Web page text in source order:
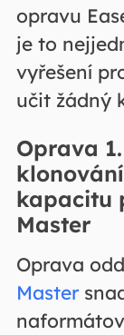
opravu
je to
vyřešení
učit žádný
Oprava
kapacitu
Master
Oprava
Master